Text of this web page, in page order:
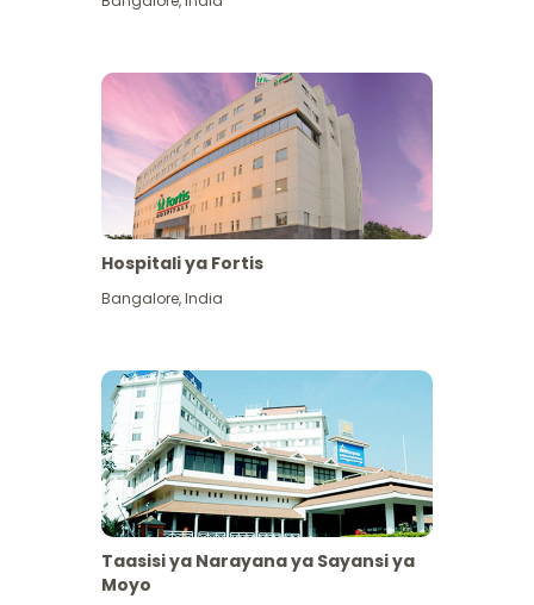
Hospitali ya Fortis
Bangalore,India
Taasisi ya Narayana ya Sayansi ya
Moyo